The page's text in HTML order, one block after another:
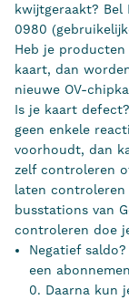
kwijtgeraakt? Bel
0980
Heb je
kaart, dan
nieuwe OV-
Is je kaart
geen enkele
voorhoudt, dan
zelf controleren
laten controleren
busstations van
controleren doe
Negatief
een
0. Daarna kun